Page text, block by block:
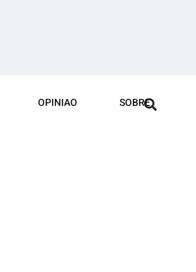
OPINIAO SOBRE